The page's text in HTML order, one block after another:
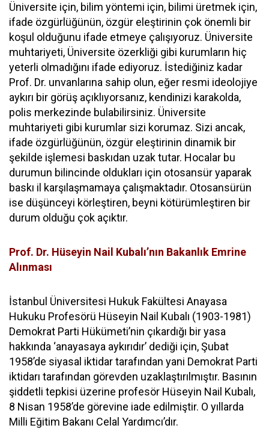
Üniversite için, bilim yöntemi için, bilimi üretmek için,
ifade özgürlüğünün, özgür eleştirinin çok önemli bir
koşul olduğunu ifade etmeye çalışıyoruz. Üniversite
muhtariyeti, Üniversite özerkliği gibi kurumların hiç
yeterli olmadığını ifade ediyoruz. İstediğiniz kadar
Prof. Dr. unvanlarına sahip olun, eğer resmi ideolojiye
aykırı bir görüş açıklıyorsanız, kendinizi karakolda,
polis merkezinde bulabilirsiniz. Üniversite
muhtariyeti gibi kurumlar sizi korumaz. Sizi ancak,
ifade özgürlüğünün, özgür eleştirinin dinamik bir
şekilde işlemesi baskıdan uzak tutar. Hocalar bu
durumun bilincinde oldukları için otosansür yaparak
baskı il karşılaşmamaya çalışmaktadır. Otosansürün
ise düşünceyi körleştiren, beyni kötürümleştiren bir
durum olduğu çok açıktır.
Prof. Dr. Hüseyin Nail Kubalı’nın Bakanlık Emrine
Alınması
İstanbul Üniversitesi Hukuk Fakültesi Anayasa
Hukuku Profesörü Hüseyin Nail Kubalı (1903-1981)
Demokrat Parti Hükümeti’nin çıkardığı bir yasa
hakkında ‘anayasaya aykırıdır’ dediği için, Şubat
1958’de siyasal iktidar tarafından yani Demokrat Parti
iktidarı tarafından görevden uzaklaştırılmıştır. Basının
şiddetli tepkisi üzerine profesör Hüseyin Nail Kubalı,
8 Nisan 1958’de görevine iade edilmiştir. O yıllarda
Milli Eğitim Bakanı Celal Yardımcı’dır.